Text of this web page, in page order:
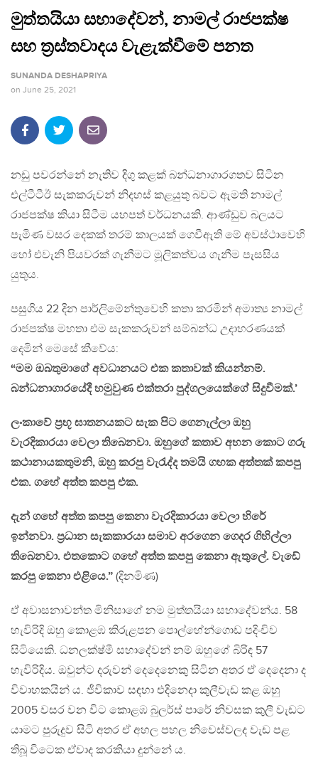
මුත්තයියා සහාදේවන්, නාමල් රාජපක්ෂ
සහ ත්‍රස්තවාදය වැළැක්වීමේ පනත
SUNANDA DESHAPRIYA
on June 25, 2021
නඩු පවරන්නේ නැතිව දිගු කළක් බන්ධනාගාරගතව සිටින
එල්ටීටීඊ සැකකරුවන් නිදහස් කළයුතු බවට ඇමති නාමල්
රාජපක්ෂ කියා සිටීම යහපත් වර්ධනයකි. ආණ්ඩුව බලයට
පැමිණ වසර දෙකක් තරම් කාලයක් ගෙවීඇති මේ අවස්ථාවෙහි
හෝ එවැනි පියවරක් ගැනීමට මූලිකත්වය ගැනීම පැසසිය
යුතුය.
පසුගිය 22 දින පාර්ලිමේන්තුවෙහි කතා කරමින් අමාත්‍ය නාමල්
රාජපක්ෂ මහතා එම සැකකරුවන් සම්බන්ධ උදාහරණයක්
දෙමින් මෙසේ කීවේය:
“මම ඔබතුමාගේ අවධානයට එක කතාවක් කියන්නම්.
බන්ධනාගාරයේදී හමුවුණ එක්තරා පුද්ගලයෙක්ගේ සිදුවීමක්.’
ලංකාවේ ප්‍රභූ ඝාතනයකට සැක පිට ගෙනැල්ලා ඔහු
වැරදිකාරයා වෙලා තිබෙනවා. ඔහුගේ කතාව අහන කොට ගරු
කථානායකතුමනි, ඔහු කරපු වැරැද්ද තමයි ගහක අත්තක් කපපු
එක. ගහේ අත්ත කපපු එක.
දැන් ගහේ අත්ත කපපු කෙනා වැරදිකාරයා වෙලා හිරේ
ඉන්නවා. ප්‍රධාන සැකකාරයා සමාව අරගෙන ගෙදර ගිහිල්ලා
තිබෙනවා. එතකොට ගහේ අත්ත කපපු කෙනා ඇතුලේ. වැඩේ
කරපු කෙනා එළියෙ.” (දිනමිණ)
ඒ අවාසනාවන්ත මිනිසාගේ නම මුත්තයියා සහාදේවන්ය. 58
හැවිරිදි ඔහු කොළඹ කිරුළපන පොල්හේන්ගොඩ පදිංචිව
සිටියෙකි. ධනලක්ෂ්මී සහාදේවන් නම් ඔහුගේ බිරිඳ 57
හැවිරිදිය. ඔවුන්ට දරුවන් දෙදෙනෙකු සිටින අතර ඒ දෙදෙනා ද
විවාහකයින් ය. ජීවිකාව සඳහා එදිනෙදා කුලීවැඩ කළ ඔහු
2005 වසර වන විට කොළඹ බුලර්ස් පාරේ නිවසක කුලී වැඩට
යාමට පුරුදුව සිටි අතර ඒ අහල පහල නිවෙස්වලද වැඩ පළ
තිබූ විටෙක ඒවාද කරකියා දුන්නේ ය.